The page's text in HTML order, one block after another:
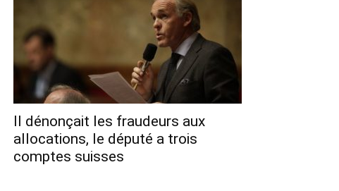
Il dénonçait les fraudeurs aux
allocations, le député a trois
comptes suisses